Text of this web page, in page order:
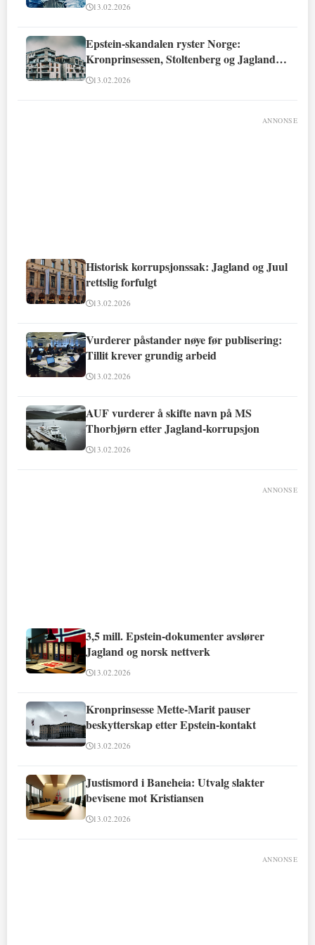
13.02.2026
Epstein-skandalen ryster Norge:
Kronprinsessen, Stoltenberg og Jagland
involvert
13.02.2026
ANNONSE
Historisk korrupsjonssak: Jagland og Juul
rettslig forfulgt
13.02.2026
Vurderer påstander nøye før publisering:
Tillit krever grundig arbeid
13.02.2026
AUF vurderer å skifte navn på MS
Thorbjørn etter Jagland-korrupsjon
13.02.2026
ANNONSE
3,5 mill. Epstein-dokumenter avslører
Jagland og norsk nettverk
13.02.2026
Kronprinsesse Mette-Marit pauser
beskytterskap etter Epstein-kontakt
13.02.2026
Justismord i Baneheia: Utvalg slakter
bevisene mot Kristiansen
13.02.2026
ANNONSE